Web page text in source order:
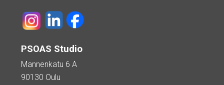
PSOAS Studio
Mannenkatu 6 A
90130 Oulu